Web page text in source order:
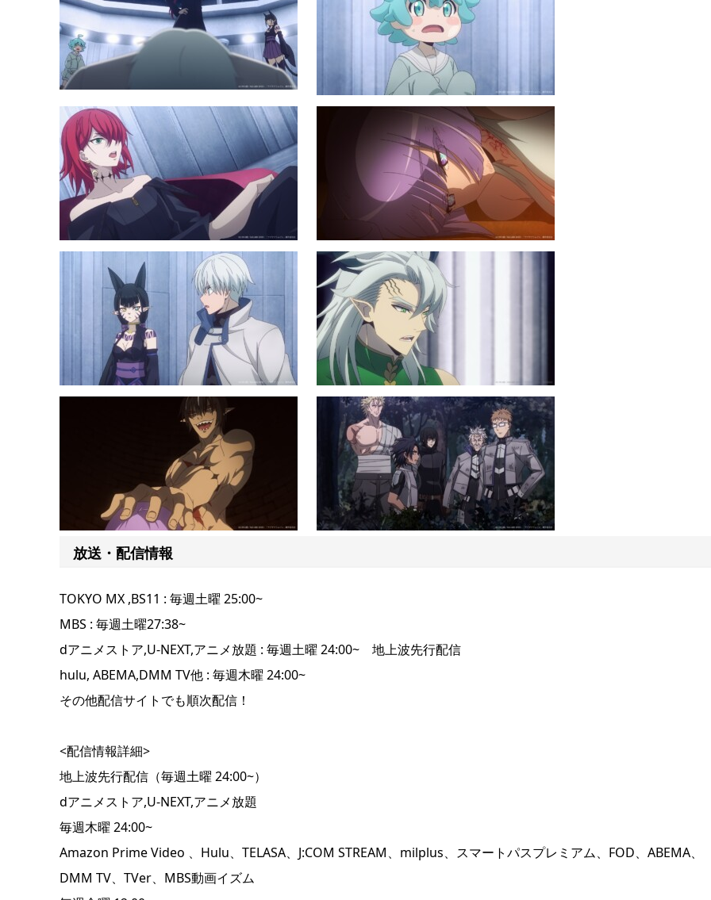
放送・配信情報
TOKYO MX ,BS11 : 毎週土曜 25:00~
MBS : 毎週土曜27:38~
dアニメストア,U-NEXT,アニメ放題 : 毎週土曜 24:00~ 地上波先行配信
hulu, ABEMA,DMM TV他 : 毎週木曜 24:00~
その他配信サイトでも順次配信！
<配信情報詳細>
地上波先行配信（毎週土曜 24:00~）
dアニメストア,U-NEXT,アニメ放題
毎週木曜 24:00~
Amazon Prime Video 、Hulu、TELASA、J:COM STREAM、milplus、スマートパスプレミアム、FOD、ABEMA、
DMM TV、TVer、MBS動画イズム